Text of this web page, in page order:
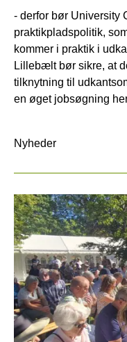
- derfor bør University
praktikpladspolitik,
kommer i praktik i
Lillebælt bør sikre, at
tilknytning til
en øget jobsøgning
Nyheder